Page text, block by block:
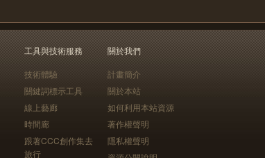
工具與技術服務
技術體驗
關鍵詞標示工具
線上藝廊
時間廊
跟著CCC創作集去
旅行
關於我們
計畫簡介
關於本站
如何利用本站資源
著作權聲明
隱私權聲明